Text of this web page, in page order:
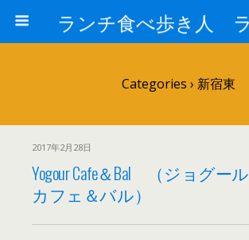
Categories › 新宿東
2017年2月28日
Yogour Cafe＆Bal （ジョグール
カフェ＆バル）